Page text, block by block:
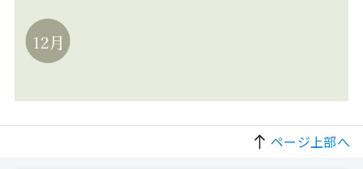
ページ上部へ